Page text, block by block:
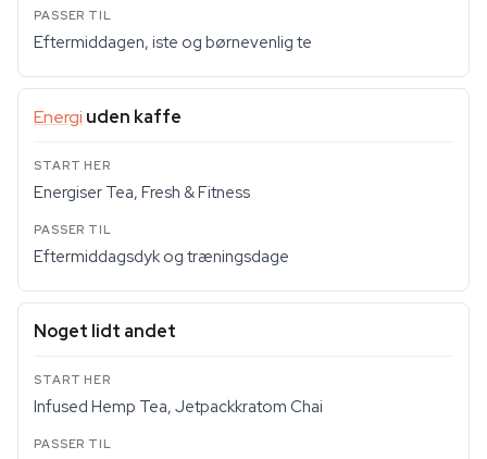
Eftermiddagen, iste og børnevenlig te
Energi uden kaffe
Energiser Tea, Fresh & Fitness
Eftermiddagsdyk og træningsdage
Noget lidt andet
Infused Hemp Tea, Jetpackkratom Chai